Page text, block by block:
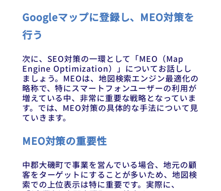
Googleマップに登録し、MEO対策を
行う
次に、SEO対策の一環として「MEO（Map
Engine Optimization）」についてお話しし
ましょう。MEOは、地図検索エンジン最適化の
略称で、特にスマートフォンユーザーの利用が
増えている中、非常に重要な戦略となっていま
す。では、MEO対策の具体的な手法について見
ていきます。
MEO対策の重要性
中郡大磯町で事業を営んでいる場合、地元の顧
客をターゲットにすることが多いため、地図検
索での上位表示は特に重要です。実際に、